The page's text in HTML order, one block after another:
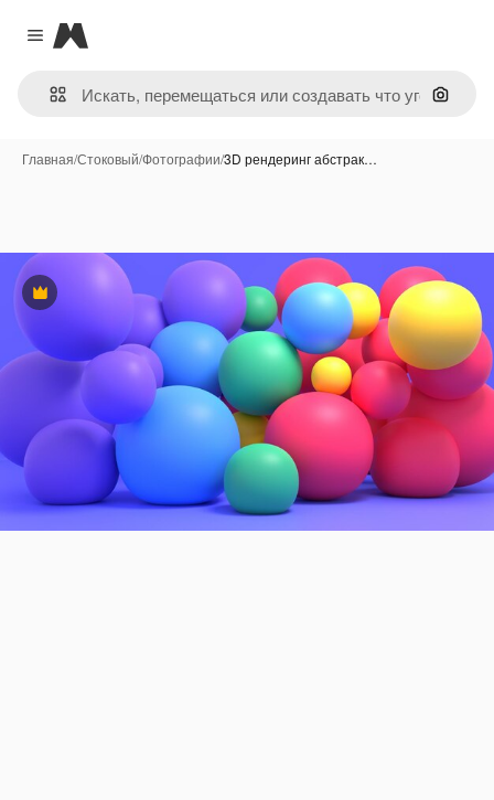
Close menu
Magnific
Поиск
Главная/Стоковый/Фотографии/3D рендеринг абстрак…
Премиум